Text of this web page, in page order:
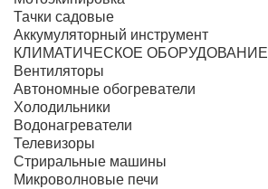
Тачки садовые
Аккумуляторный инструмент
КЛИМАТИЧЕСКОЕ ОБОРУДОВАНИЕ
Вентиляторы
Автономные обогреватели
Холодильники
Водонагреватели
Телевизоры
Стриральные машины
Микроволновые печи